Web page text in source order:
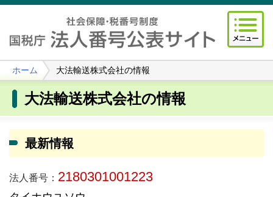
ホーム 大法輸送株式会社の情報
大法輸送株式会社の情報
最新情報
法人番号： 2180301001223